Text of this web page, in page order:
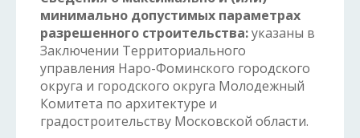
минимально допустимых параметрах
разрешенного строительства:указаны в
Заключении Территориального
управления Наро-Фоминского городского
округа и городского округа Молодежный
Комитета по архитектуре и
градостроительству Московской области.